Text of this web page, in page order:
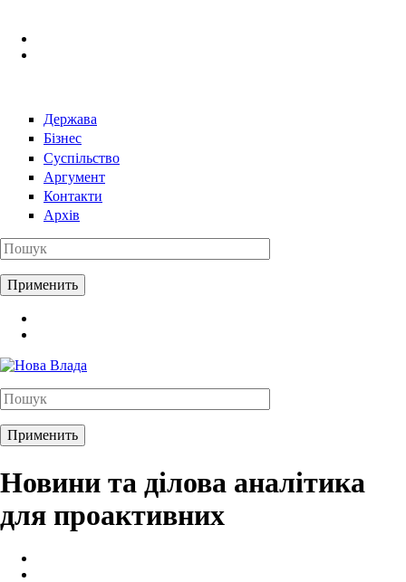
Держава
Бізнес
Суспільство
Аргумент
Контакти
Архів
Новини та ділова аналітика
для проактивних